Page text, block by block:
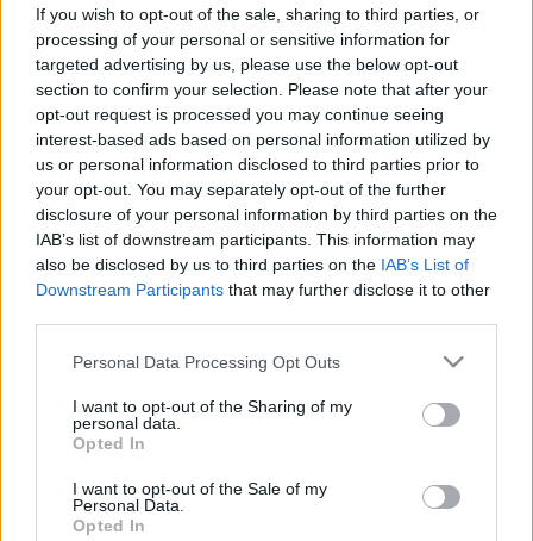
If you wish to opt-out of the sale, sharing to third parties, or
processing of your personal or sensitive information for
targeted advertising by us, please use the below opt-out
section to confirm your selection. Please note that after your
opt-out request is processed you may continue seeing
interest-based ads based on personal information utilized by
us or personal information disclosed to third parties prior to
your opt-out. You may separately opt-out of the further
disclosure of your personal information by third parties on the
IAB’s list of downstream participants. This information may
also be disclosed by us to third parties on the IAB’s List of
Downstream Participants that may further disclose it to other
Please note that this website/app uses one or more Google
not limited to your visit or usage behaviour. You may click to
grant or deny consent to Google and its third-party tags to
use your data for below specified purposes in below Google
consent section.
Personal Data Processing Opt Outs
I want to opt-out of the Sharing of my
personal data.
Opted In
I want to opt-out of the Sale of my
Personal Data.
Opted In
Soha ne kombinálja össze ezt a 6
gyümölcsöt - tönkreteszi az
emésztést